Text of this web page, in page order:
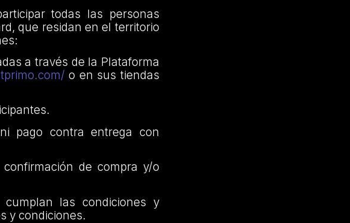
todas las personas
que residan en el territorio
a través de la Plataforma
o en sus tiendas
pago contra entrega con
de compra y/o
las condiciones y
y condiciones.